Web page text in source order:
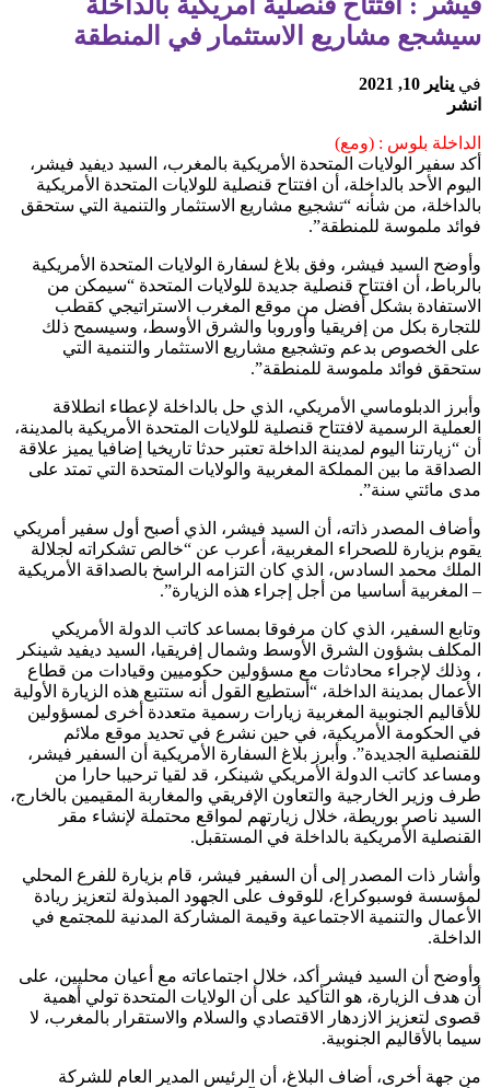
سيشجع مشاريع الاستثمار في المنطقة
في يناير 10, 2021
انشر
الداخلة بلوس : (ومع)
أكد سفير الولايات المتحدة الأمريكية بالمغرب، السيد ديفيد فيشر،
اليوم الأحد بالداخلة، أن افتتاح قنصلية للولايات المتحدة الأمريكية
بالداخلة، من شأنه “تشجيع مشاريع الاستثمار والتنمية التي ستحقق
فوائد ملموسة للمنطقة”.
وأوضح السيد فيشر، وفق بلاغ لسفارة الولايات المتحدة الأمريكية
بالرباط، أن افتتاح قنصلية جديدة للولايات المتحدة “سيمكن من
الاستفادة بشكل أفضل من موقع المغرب الاستراتيجي كقطب
للتجارة بكل من إفريقيا وأوروبا والشرق الأوسط، وسيسمح ذلك
على الخصوص بدعم وتشجيع مشاريع الاستثمار والتنمية التي
ستحقق فوائد ملموسة للمنطقة”.
وأبرز الدبلوماسي الأمريكي، الذي حل بالداخلة لإعطاء انطلاقة
العملية الرسمية لافتتاح قنصلية للولايات المتحدة الأمريكية بالمدينة،
أن “زيارتنا اليوم لمدينة الداخلة تعتبر حدثا تاريخيا إضافيا يميز علاقة
الصداقة ما بين المملكة المغربية والولايات المتحدة التي تمتد على
مدى مائتي سنة”.
وأضاف المصدر ذاته، أن السيد فيشر، الذي أصبح أول سفير أمريكي
يقوم بزيارة للصحراء المغربية، أعرب عن “خالص تشكراته لجلالة
الملك محمد السادس، الذي كان التزامه الراسخ بالصداقة الأمريكية
– المغربية أساسيا من أجل إجراء هذه الزيارة”.
وتابع السفير، الذي كان مرفوقا بمساعد كاتب الدولة الأمريكي
المكلف بشؤون الشرق الأوسط وشمال إفريقيا، السيد ديفيد شينكر
، وذلك لإجراء محادثات مع مسؤولين حكوميين وقيادات من قطاع
الأعمال بمدينة الداخلة، “أستطيع القول أنه ستتبع هذه الزيارة الأولية
للأقاليم الجنوبية المغربية زيارات رسمية متعددة أخرى لمسؤولين
في الحكومة الأمريكية، في حين نشرع في تحديد موقع ملائم
للقنصلية الجديدة”. وأبرز بلاغ السفارة الأمريكية أن السفير فيشر،
ومساعد كاتب الدولة الأمريكي شينكر، قد لقيا ترحيبا حارا من
طرف وزير الخارجية والتعاون الإفريقي والمغاربة المقيمين بالخارج،
السيد ناصر بوريطة، خلال زيارتهم لمواقع محتملة لإنشاء مقر
القنصلية الأمريكية بالداخلة في المستقبل.
وأشار ذات المصدر إلى أن السفير فيشر، قام بزيارة للفرع المحلي
لمؤسسة فوسبوكراع، للوقوف على الجهود المبذولة لتعزيز ريادة
الأعمال والتنمية الاجتماعية وقيمة المشاركة المدنية للمجتمع في
الداخلة.
وأوضح أن السيد فيشر أكد، خلال اجتماعاته مع أعيان محليين، على
أن هدف الزيارة، هو التأكيد على أن الولايات المتحدة تولي أهمية
قصوى لتعزيز الازدهار الاقتصادي والسلام والاستقرار بالمغرب، لا
سيما بالأقاليم الجنوبية.
من جهة أخرى، أضاف البلاغ، أن الرئيس المدير العام للشركة